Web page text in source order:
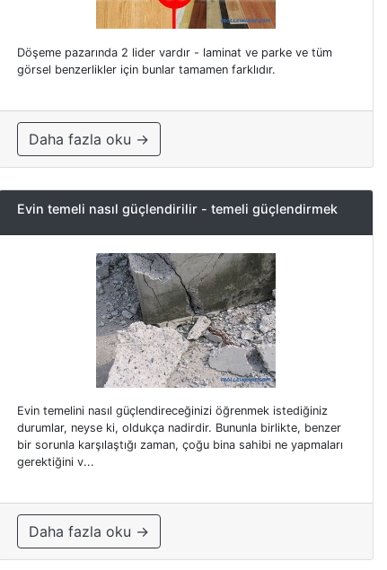
Döşeme pazarında 2 lider vardır - laminat ve parke ve tüm
görsel benzerlikler için bunlar tamamen farklıdır.
Daha fazla oku →
Evin temeli nasıl güçlendirilir - temeli güçlendirmek
Evin temelini nasıl güçlendireceğinizi öğrenmek istediğiniz
durumlar, neyse ki, oldukça nadirdir. Bununla birlikte, benzer
bir sorunla karşılaştığı zaman, çoğu bina sahibi ne yapmaları
gerektiğini v...
Daha fazla oku →